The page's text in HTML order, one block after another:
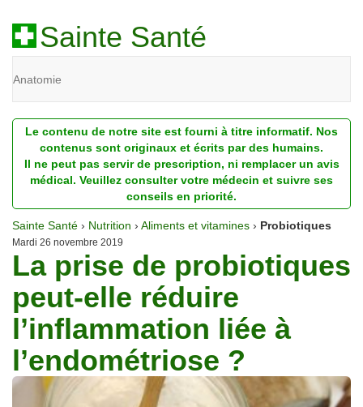
Sainte Santé
Anatomie
Diagnostic
Dossiers
Homéopathie
Nutrition
Pathologie
Psychologie
Recherches
Traitements
Le contenu de notre site est fourni à titre informatif. Nos
contenus sont originaux et écrits par des humains.
Il ne peut pas servir de prescription, ni remplacer un avis
médical. Veuillez consulter votre médecin et suivre ses
conseils en priorité.
Sainte Santé › Nutrition › Aliments et vitamines › Probiotiques
Mardi 26 novembre 2019
La prise de probiotiques
peut-elle réduire
l’inflammation liée à
l’endométriose ?